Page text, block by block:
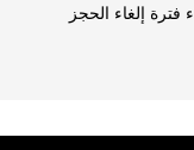
فترة إلغاء الحجز